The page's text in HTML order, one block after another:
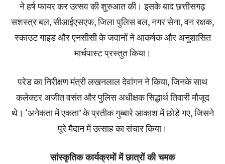
ने हर्ष फायर कर उत्सव की शुरुआत की। इसके बाद छत्तीसगढ़
सशस्त्र बल, सीआईएसएफ, जिला पुलिस बल, नगर सेना, वन रक्षक,
स्काउट गाइड और एनसीसी के जवानों ने आकर्षक और अनुशासित
मार्चपास्ट प्रस्तुत किया।
परेड का निरीक्षण मंत्री लखनलाल देवांगन ने किया, जिनके साथ
कलेक्टर अजीत वसंत और पुलिस अधीक्षक सिद्धार्थ तिवारी मौजूद
थे। ‘अनेकता में एकता’ के प्रतीक गुब्बारे आकाश में छोड़े गए, जिसने
पूरे मैदान में उत्साह का संचार किया।
सांस्कृतिक कार्यक्रमों में छात्रों की चमक